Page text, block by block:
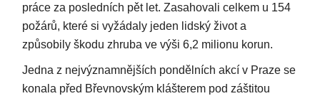
práce za posledních pět let. Zasahovali celkem u 154
požárů, které si vyžádaly jeden lidský život a
způsobily škodu zhruba ve výši 6,2 milionu korun.
Jedna z nejvýznamnějších pondělních akcí v Praze se
konala před Břevnovským klášterem pod záštitou